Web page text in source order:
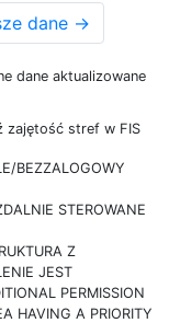
dane →
dane aktualizowane
zajętość stref w FIS
BEZZALOGOWY
STEROWANE
Z
JEST
PERMISSION
HAVING A PRIORITY